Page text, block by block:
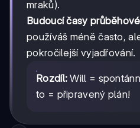
mraků).
Budoucí časy
používáš méně často,
pokročilejší vyjadřování.
Rozdíl: Will =
to = připravený plán!